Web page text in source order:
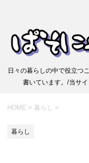
日々の暮らしの中で役立つ
書いています。/当サ
HOME > 暮らし >
暮らし